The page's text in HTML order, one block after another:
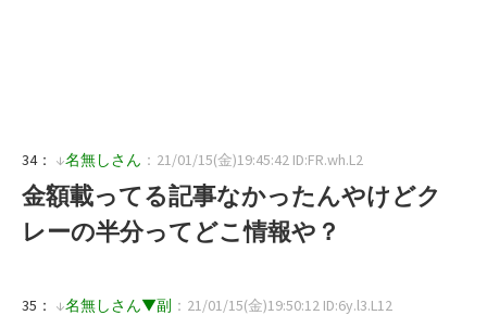
34： ↓名無しさん ：21/01/15(金)19:45:42 ID:FR.wh.L2
金額載ってる記事なかったんやけどク
レーの半分ってどこ情報や？
35： ↓名無しさん▼副 ：21/01/15(金)19:50:12 ID:6y.l3.L12